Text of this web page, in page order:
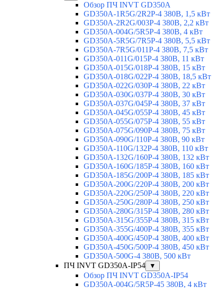
Обзор ПЧ INVT GD350A
GD350A-1R5G/2R2P-4 380В, 1,5 кВт
GD350A-2R2G/003P-4 380В, 2,2 кВт
GD350A-004G/5R5P-4 380В, 4 кВт
GD350A-5R5G/7R5P-4 380В, 5,5 кВт
GD350A-7R5G/011P-4 380В, 7,5 кВт
GD350A-011G/015P-4 380В, 11 кВт
GD350A-015G/018P-4 380В, 15 кВт
GD350A-018G/022P-4 380В, 18,5 кВт
GD350A-022G/030P-4 380В, 22 кВт
GD350A-030G/037P-4 380В, 30 кВт
GD350A-037G/045P-4 380В, 37 кВт
GD350A-045G/055P-4 380В, 45 кВт
GD350A-055G/075P-4 380В, 55 кВт
GD350A-075G/090P-4 380В, 75 кВт
GD350A-090G/110P-4 380В, 90 кВт
GD350A-110G/132P-4 380В, 110 кВт
GD350A-132G/160P-4 380В, 132 кВт
GD350A-160G/185P-4 380В, 160 кВт
GD350A-185G/200P-4 380В, 185 кВт
GD350A-200G/220P-4 380В, 200 кВт
GD350A-220G/250P-4 380В, 220 кВт
GD350A-250G/280P-4 380В, 250 кВт
GD350A-280G/315P-4 380В, 280 кВт
GD350A-315G/355P-4 380В, 315 кВт
GD350A-355G/400P-4 380В, 355 кВт
GD350A-400G/450P-4 380В, 400 кВт
GD350A-450G/500P-4 380В, 450 кВт
GD350A-500G-4 380В, 500 кВт
ПЧ INVT GD350A-IP54
▼
Обзор ПЧ INVT GD350A-IP54
GD350A-004G/5R5P-45 380В, 4 кВт